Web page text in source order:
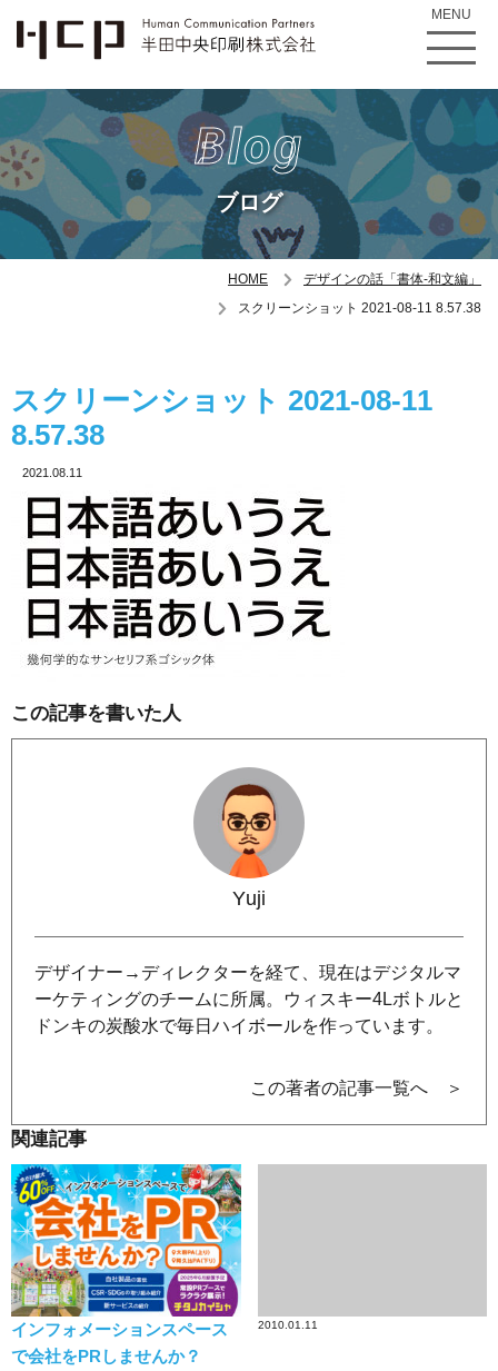
MENU
Blog
ブログ
HOME
デザインの話「書体-和文編」
スクリーンショット 2021-08-11 8.57.38
スクリーンショット 2021-08-11
8.57.38
2021.08.11
この記事を書いた人
Yuji
デザイナー→ディレクターを経て、現在はデジタルマ
ーケティングのチームに所属。ウィスキー4Lボトルと
ドンキの炭酸水で毎日ハイボールを作っています。
この著者の記事一覧へ ＞
関連記事
インフォメーションスペース
で会社をPRしませんか？
2010.01.11